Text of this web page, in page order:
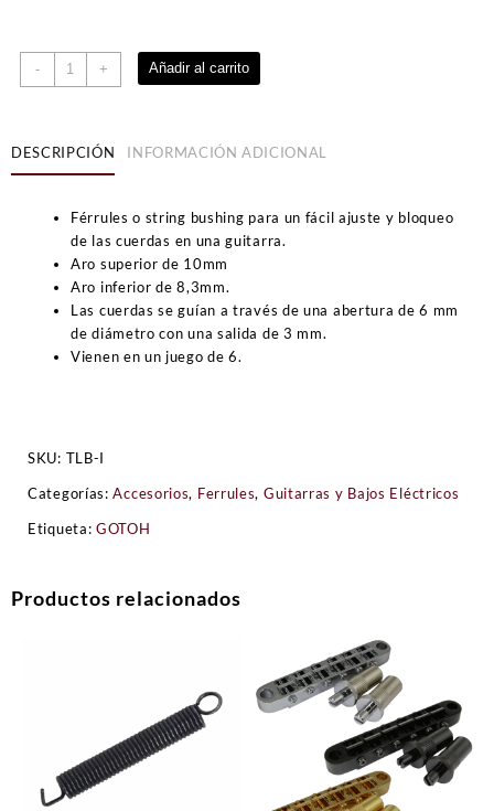
-
Férrules
para
set
de
cantidad
+ Añadir al carrito
DESCRIPCIÓN INFORMACIÓN ADICIONAL
Férrules o string bushing para un fácil ajuste y bloqueo
de las cuerdas en una guitarra.
Aro superior de 10mm
Aro inferior de 8,3mm.
Las cuerdas se guían a través de una abertura de 6 mm
de diámetro con una salida de 3 mm.
Vienen en un juego de 6.
SKU: TLB-I
Categorías:Accesorios, Ferrules, Guitarras y Bajos Eléctricos
Etiqueta:GOTOH
Productos relacionados